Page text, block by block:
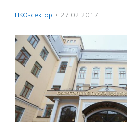
НКО-сектор · 27.02.2017